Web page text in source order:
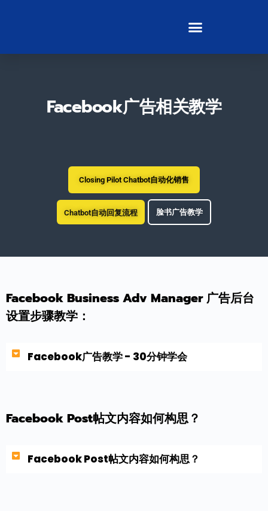
Facebook广告相关教学
Closing Pilot Chatbot自动化销售
Chatbot自动回复流程 脸书广告教学
Facebook Business Adv Manager 广告后台
设置步骤教学：
Facebook广告教学 - 30分钟学会
Facebook Post帖文内容如何构思？
Facebook Post帖文内容如何构思？